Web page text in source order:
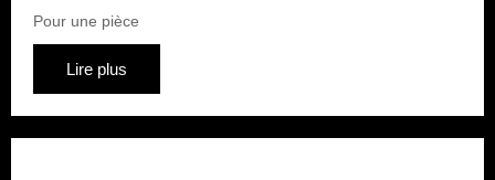
Pour une pièce
Lire plus